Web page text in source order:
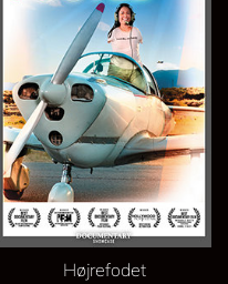
Højrefodet